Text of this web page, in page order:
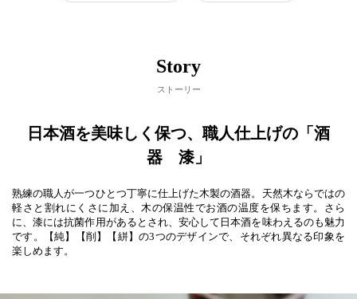
Story
ストーリー
日本酒を美味しく保つ、職人仕上げの「酒
器 漆」
熟練の職人が一つひとつ丁寧に仕上げた木製の酒器。天然木ならではの
軽さと割れにくさに加え、木の保温性でお酒の温度を保ちます。さら
に、漆には抗菌作用があるとされ、安心して日本酒を味わえるのも魅力
です。【純】【削】【絣】の3つのデザインで、それぞれ異なる印象を
楽しめます。